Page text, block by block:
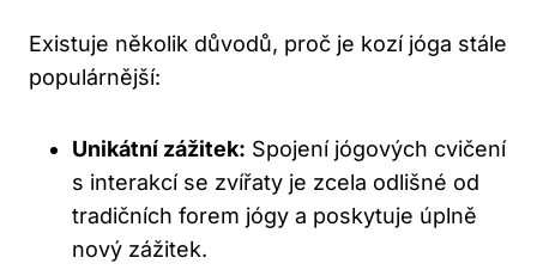
Existuje několik ​důvodů, proč je kozí jóga stále
populárnější:
Unikátní zážitek: Spojení jógových cvičení
⁤s interakcí se zvířaty je⁤ zcela odlišné od
⁣tradičních forem jógy a poskytuje úplně
nový zážitek.